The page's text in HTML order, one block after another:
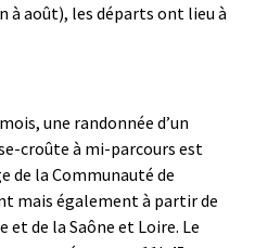
à août), les départs ont lieu à
une randonnée d’un
croûte à mi-parcours est
de la Communauté de
mais également à partir de
et de la Saône et Loire. Le